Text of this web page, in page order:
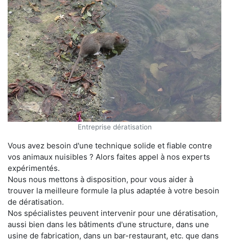
Entreprise dératisation
Vous avez besoin d'une technique solide et fiable contre
vos animaux nuisibles ? Alors faites appel à nos experts
expérimentés.
Nous nous mettons à disposition, pour vous aider à
trouver la meilleure formule la plus adaptée à votre besoin
de dératisation.
Nos spécialistes peuvent intervenir pour une dératisation,
aussi bien dans les bâtiments d'une structure, dans une
usine de fabrication, dans un bar-restaurant, etc. que dans